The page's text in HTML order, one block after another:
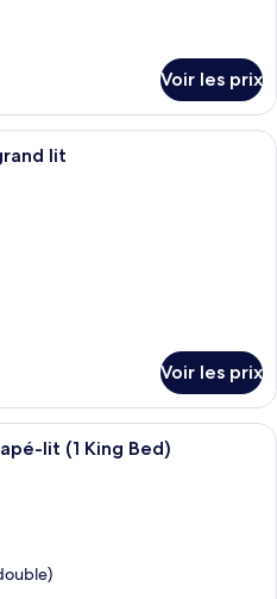
Voir les prix
Un lit à baldaquin avec un banc, un
lit
Voir les prix
Draps en coton égyptien, literie de
lit (1 King Bed)